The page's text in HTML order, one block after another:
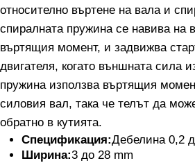
относително въртене на вала и
спиралната пружина се навива на
въртящия момент, и задвижва
двигателя, когато външната сила
пружина използва въртящия
силовия вал, така че телът да
обратно в кутията.
Спецификация:Дебелина 0,2
Ширина:3 до 28 mm